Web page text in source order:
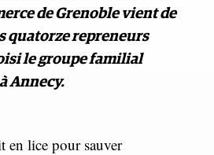
de Grenoble vient de
quatorze repreneurs
le groupe familial
Annecy.
en lice pour sauver